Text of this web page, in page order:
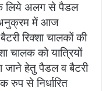
के लिये अलग से पैडल
अनुक्रम में आज
रिक्शा चालकों की
चालक को यात्रियों
हेतु पैडल व बैटरी
रुप से निर्धारित